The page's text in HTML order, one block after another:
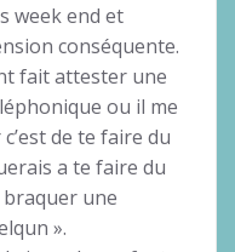
week end et
conséquente.
fait attester une
ou il me
de te faire du
a te faire du
une
».